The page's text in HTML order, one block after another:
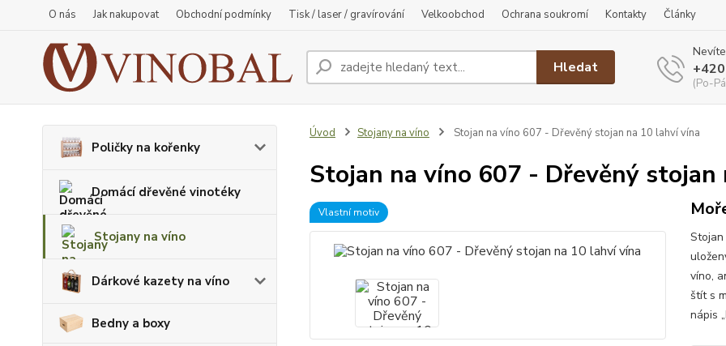
O nás Jak nakupovat Obchodní podmínky Tisk / laser / gravírování Velkoobchod Ochrana soukromí Kontakty Články
Hledat
(Po-
Poličky na kořenky
Domácí dřevěné vinotéky
Stojany na víno
Dárkové kazety na víno
Bedny a boxy
Úvod Stojany na víno Stojan na víno 607 - Dřevěný stojan na 10 lahví vína
Stojan na víno 607 - Dřevěný
Vlastní motiv
víno,
štít s
nápis